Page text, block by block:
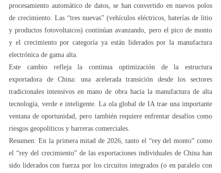
procesamiento automático de datos, se han convertido en nuevos polos
de crecimiento. Las “tres nuevas” (vehículos eléctricos, baterías de litio
y productos fotovoltaicos) continúan avanzando, pero el pico de monto
y el crecimiento por categoría ya están liderados por la manufactura
electrónica de gama alta.
Este cambio refleja la continua optimización de la estructura
exportadora de China: una acelerada transición desde los sectores
tradicionales intensivos en mano de obra hacia la manufactura de alta
tecnología, verde e inteligente. La ola global de IA trae una importante
ventana de oportunidad, pero también requiere enfrentar desafíos como
riesgos geopolíticos y barreras comerciales.
Resumen: En la primera mitad de 2026, tanto el “rey del monto” como
el “rey del crecimiento” de las exportaciones individuales de China han
sido liderados con fuerza por los circuitos integrados (o en paralelo con